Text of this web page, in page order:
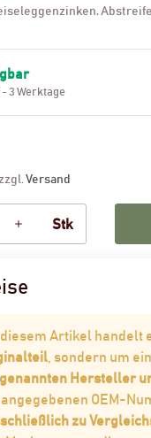
- 3 Werktage
zzgl.Versand
Stk
diesem Artikel handelt
, sondern um
Hersteller
angegebenen OEM-
zu